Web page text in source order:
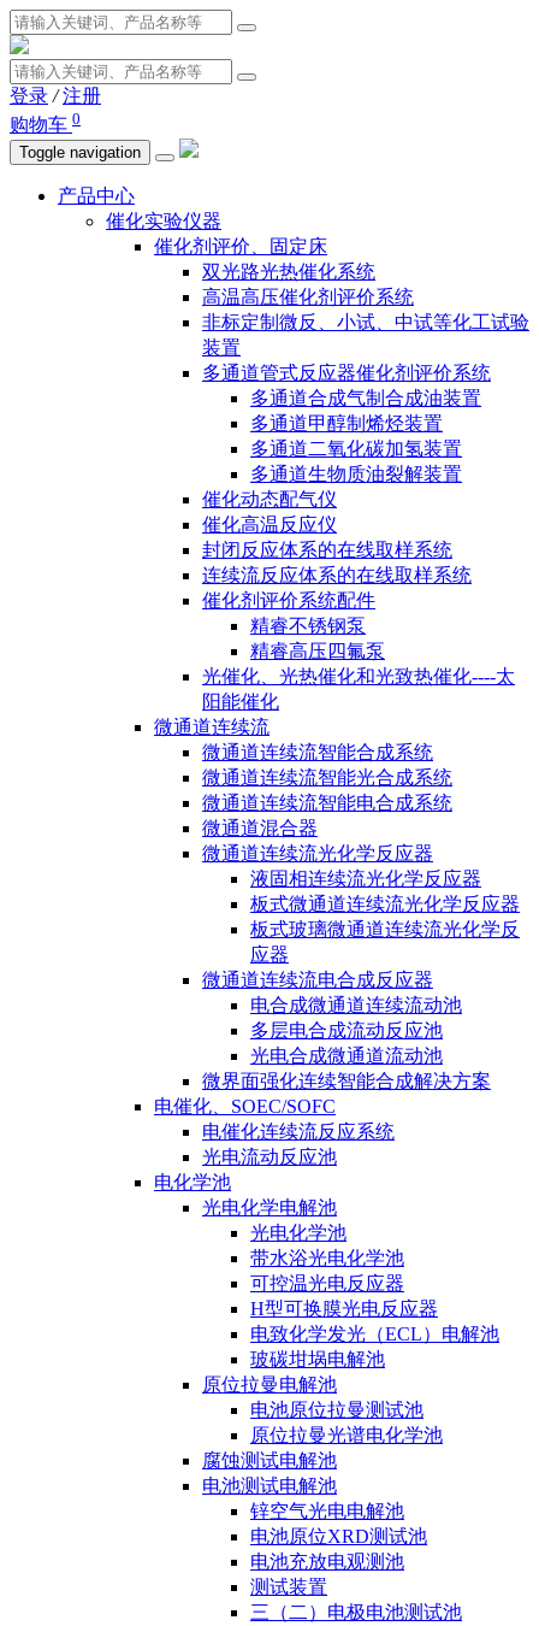
登录 / 注册
购物车 0
Toggle navigation
产品中心
催化实验仪器
催化剂评价、固定床
双光路光热催化系统
高温高压催化剂评价系统
非标定制微反、小试、中试等化工试验
装置
多通道管式反应器催化剂评价系统
多通道合成气制合成油装置
多通道甲醇制烯烃装置
多通道二氧化碳加氢装置
多通道生物质油裂解装置
催化动态配气仪
催化高温反应仪
封闭反应体系的在线取样系统
连续流反应体系的在线取样系统
催化剂评价系统配件
精睿不锈钢泵
精睿高压四氟泵
光催化、光热催化和光致热催化----太
阳能催化
微通道连续流
微通道连续流智能合成系统
微通道连续流智能光合成系统
微通道连续流智能电合成系统
微通道混合器
微通道连续流光化学反应器
液固相连续流光化学反应器
板式微通道连续流光化学反应器
板式玻璃微通道连续流光化学反
应器
微通道连续流电合成反应器
电合成微通道连续流动池
多层电合成流动反应池
光电合成微通道流动池
微界面强化连续智能合成解决方案
电催化、SOEC/SOFC
电催化连续流反应系统
光电流动反应池
电化学池
光电化学电解池
光电化学池
带水浴光电化学池
可控温光电反应器
H型可换膜光电反应器
电致化学发光（ECL）电解池
玻碳坩埚电解池
原位拉曼电解池
电池原位拉曼测试池
原位拉曼光谱电化学池
腐蚀测试电解池
电池测试电解池
锌空气光电电解池
电池原位XRD测试池
电池充放电观测池
测试装置
三（二）电极电池测试池